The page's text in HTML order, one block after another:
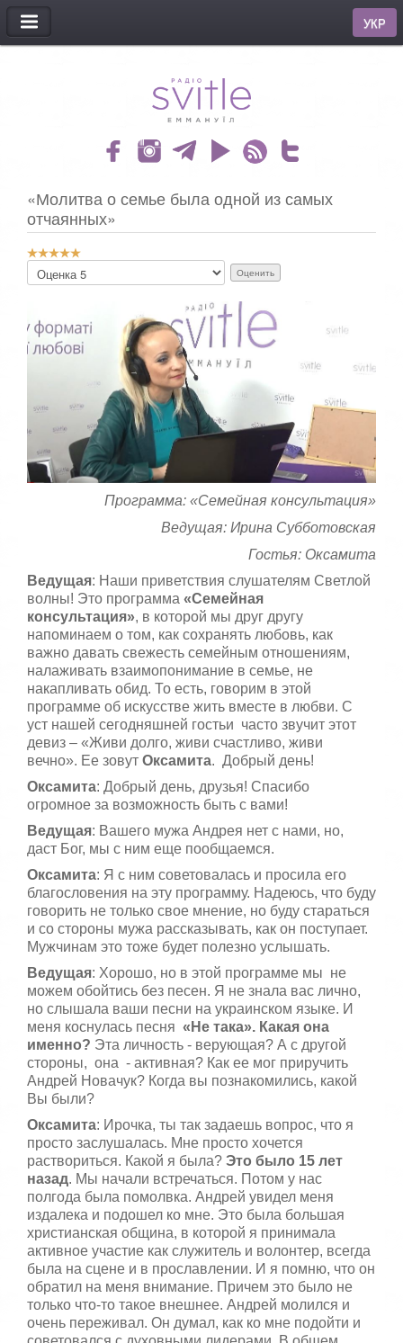
МЕНЮ
УКР
«Молитва о семье была одной из самых
отчаянных»
Р
й
и
н
г
5
о
л
у
,
ц
е
Программа: «Семейная консультация»
Ведущая: Ирина Субботовская
Гостья: Оксамита
Ведущая: Наши приветствия слушателям Светлой
волны! Это программа «Семейная
консультация», в которой мы друг другу
напоминаем о том, как сохранять любовь, как
важно давать свежесть семейным отношениям,
налаживать взаимопонимание в семье, не
накапливать обид. То есть, говорим в этой
программе об искусстве жить вместе в любви. С
уст нашей сегодняшней гостьи часто звучит этот
девиз – «Живи долго, живи счастливо, живи
вечно». Ее зовут Оксамита. Добрый день!
Оксамита: Добрый день, друзья! Спасибо
огромное за возможность быть с вами!
Ведущая: Вашего мужа Андрея нет с нами, но,
даст Бог, мы с ним еще пообщаемся.
Оксамита: Я с ним советовалась и просила его
благословения на эту программу. Надеюсь, что буду
говорить не только свое мнение, но буду стараться
и со стороны мужа рассказывать, как он поступает.
Мужчинам это тоже будет полезно услышать.
Ведущая: Хорошо, но в этой программе мы не
можем обойтись без песен. Я не знала вас лично,
но слышала ваши песни на украинском языке. И
меня коснулась песня «Не така». Какая она
именно? Эта личность - верующая? А с другой
стороны, она - активная? Как ее мог приручить
Андрей Новачук? Когда вы познакомились, какой
Вы были?
Оксамита: Ирочка, ты так задаешь вопрос, что я
просто заслушалась. Мне просто хочется
раствориться. Какой я была? Это было 15 лет
назад. Мы начали встречаться. Потом у нас
полгода была помолвка. Андрей увидел меня
издалека и подошел ко мне. Это была большая
христианская община, в которой я принимала
активное участие как служитель и волонтер, всегда
была на сцене и в прославлении. И я помню, что он
обратил на меня внимание. Причем это было не
только что-то такое внешнее. Андрей молился и
очень переживал. Он думал, как ко мне подойти и